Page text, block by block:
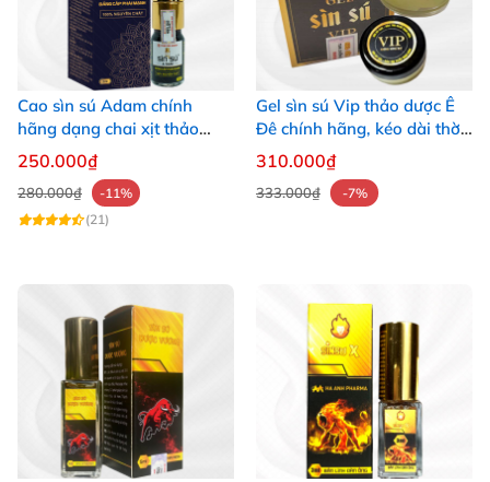
Cao sìn sú Adam chính
hãng dạng chai xịt thảo
dược Ê Đê Việt Nam
250.000₫
280.000₫
-11%
(21)
Gel sìn sú Vip thảo dược Ê
Đê chính hãng, kéo dài thời
gian quan hệ giá tốt
310.000₫
333.000₫ -7%